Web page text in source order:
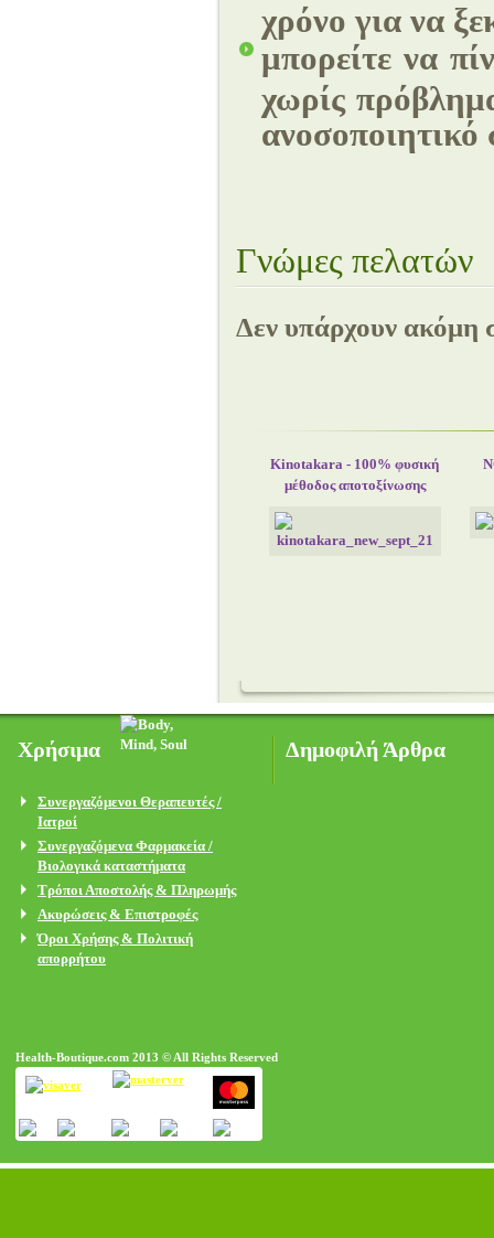
χρόνο για να
μπορείτε να
χωρίς
Γνώμες πελατών
Δεν υπάρχουν ακόμη
Kinotakara - 100% φυσική
μέθοδος αποτοξίνωσης
Χρήσιμα
Συνεργαζόμενοι Θεραπευτές /
Ιατροί
Συνεργαζόμενα Φαρμακεία /
Βιολογικά καταστήματα
Τρόποι Αποστολής & Πληρωμής
Ακυρώσεις & Επιστροφές
Όροι Χρήσης & Πολιτική
απορρήτου
Δημοφιλή Άρθρα
Health-Boutique.com 2013 © All Rights Reserved